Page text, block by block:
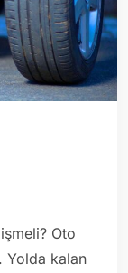
Oto
Yolda kalan